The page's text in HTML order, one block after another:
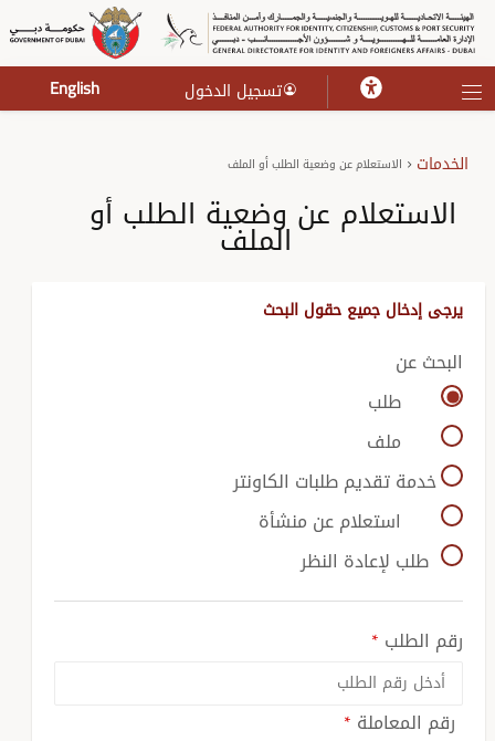
تسجيل الدخول English
الخدمات الاستعلام عن وضعية الطلب أو الملف
الاستعلام عن وضعية الطلب أو
الملف
يرجى إدخال جميع حقول البحث
البحث عن
طلب
ملف
خدمة تقديم طلبات الكاونتر
استعلام عن منشأة
طلب لإعادة النظر
رقم الطلب
رقم المعاملة